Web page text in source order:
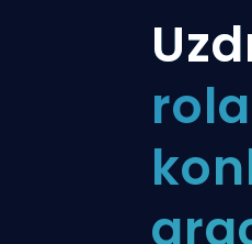
Division Boost
Teammate